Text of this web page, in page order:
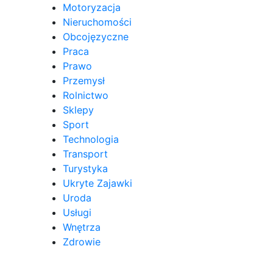
Motoryzacja
Nieruchomości
Obcojęzyczne
Praca
Prawo
Przemysł
Rolnictwo
Sklepy
Sport
Technologia
Transport
Turystyka
Ukryte Zajawki
Uroda
Usługi
Wnętrza
Zdrowie